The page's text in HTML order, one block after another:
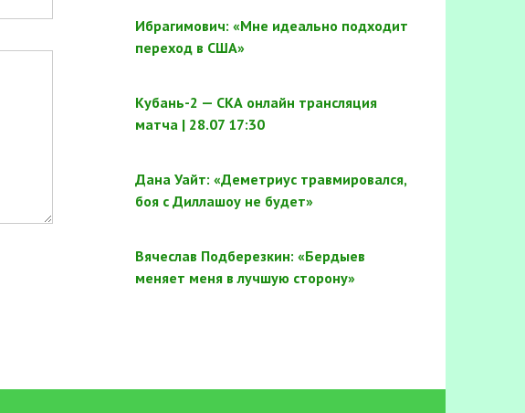
Ибрагимович: «Мне идеально подходит
переход в США»
Кубань-2 — СКА онлайн трансляция
матча | 28.07 17:30
Дана Уайт: «Деметриус травмировался,
боя с Диллашоу не будет»
Вячеслав Подберезкин: «Бердыев
меняет меня в лучшую сторону»